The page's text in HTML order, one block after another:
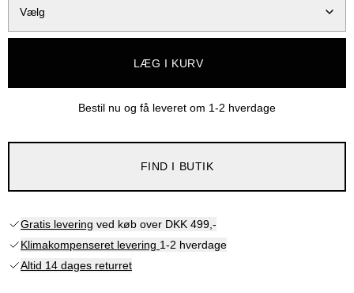
Vælg
LÆG I KURV
Bestil nu og få leveret om 1-2 hverdage
FIND I BUTIK
Gratis levering ved køb over DKK 499,-
Klimakompenseret levering 1-2 hverdage
Altid 14 dages returret